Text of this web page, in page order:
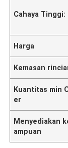
Cahaya Tinggi:
Harga
Kemasan
Kuantitas min
er
Menyediakan
ampuan